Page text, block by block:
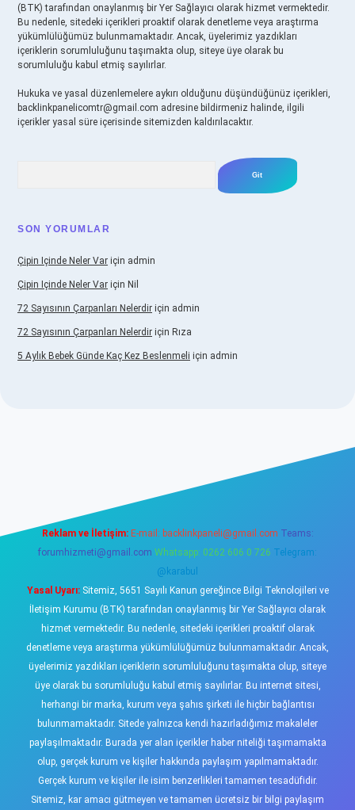
(BTK) tarafından onaylanmış bir Yer Sağlayıcı olarak hizmet vermektedir.
Bu nedenle, sitedeki içerikleri proaktif olarak denetleme veya araştırma
yükümlülüğümüz bulunmamaktadır. Ancak, üyelerimiz yazdıkları
içeriklerin sorumluluğunu taşımakta olup, siteye üye olarak bu
sorumluluğu kabul etmiş sayılırlar.
Hukuka ve yasal düzenlemelere aykırı olduğunu düşündüğünüz içerikleri,
backlinkpanelicomtr@gmail.com adresine bildirmeniz halinde, ilgili
içerikler yasal süre içerisinde sitemizden kaldırılacaktır.
SON YORUMLAR
Çipin Içinde Neler Var için admin
Çipin Içinde Neler Var için Nil
72 Sayısının Çarpanları Nelerdir için admin
72 Sayısının Çarpanları Nelerdir için Rıza
5 Aylık Bebek Günde Kaç Kez Beslenmeli için admin
Reklam ve İletişim: E-mail: backlinkpaneli@gmail.com Teams:
forumhizmeti@gmail.com Whatsapp: 0262 606 0 726 Telegram:
@karabul
Yasal Uyarı:Sitemiz, 5651 Sayılı Kanun gereğince Bilgi Teknolojileri ve
İletişim Kurumu (BTK) tarafından onaylanmış bir Yer Sağlayıcı olarak
hizmet vermektedir. Bu nedenle, sitedeki içerikleri proaktif olarak
denetleme veya araştırma yükümlülüğümüz bulunmamaktadır. Ancak,
üyelerimiz yazdıkları içeriklerin sorumluluğunu taşımakta olup, siteye
üye olarak bu sorumluluğu kabul etmiş sayılırlar. Bu internet sitesi,
herhangi bir marka, kurum veya şahıs şirketi ile hiçbir bağlantısı
bulunmamaktadır. Sitede yalnızca kendi hazırladığımız makaleler
paylaşılmaktadır. Burada yer alan içerikler haber niteliği taşımamakta
olup, gerçek kurum ve kişiler hakkında paylaşım yapılmamaktadır.
Gerçek kurum ve kişiler ile isim benzerlikleri tamamen tesadüfidir.
Sitemiz, kar amacı gütmeyen ve tamamen ücretsiz bir bilgi paylaşım